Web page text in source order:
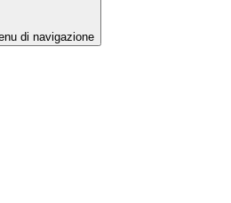
di navigazione